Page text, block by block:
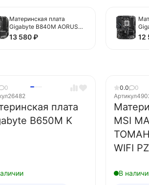
Материнская плата
Gigabyte B840M AORUS
ELITE WIFI6E
13 580₽ 12
0
26482
плата
B650M K
0.0
0
Артикул
MSI
WIFI PZ
В